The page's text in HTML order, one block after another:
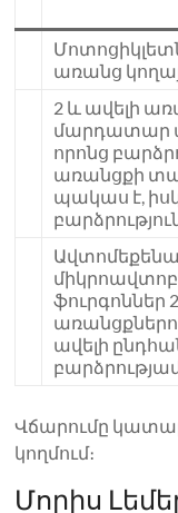
առանց
2 և ավելի
մարդատար
որոնց
առանցքի
պակաս է,
ֆուրգոններ
ավելի
Վճարումը
կողմում։
Մորիս